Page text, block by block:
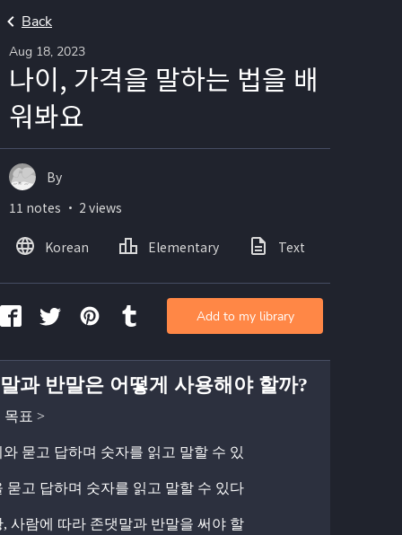
Back
Aug 18, 2023
나이, 가격을 말하는 법을 배
워봐요
과 반말은 어떻게 사용해야 할까?
목표 >
와 묻고 답하며 숫자를 읽고 말할 수 있
묻고 답하며 숫자를 읽고 말할 수 있다
, 사람에 따라 존댓말과 반말을 써야 할
By
11 notes ・ 2 views
Korean Elementary Text
Add to my library